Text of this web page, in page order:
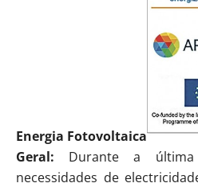
Energia Fotovoltaica
Geral: Durante a última
necessidades de